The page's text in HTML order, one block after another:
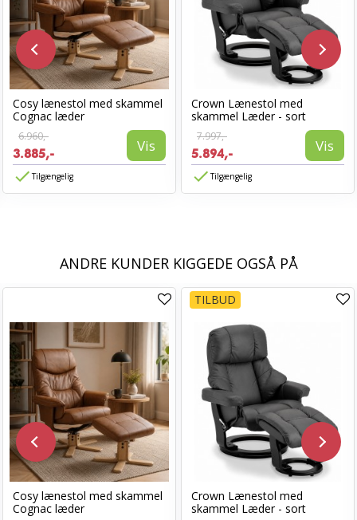
Cosy lænestol med skammel
Cognac læder
6.960,-
3.885,- Vis
Tilgængelig
Crown Lænestol med
skammel Læder - sort
7.997,-
5.894,- Vis
Tilgængelig
ANDRE KUNDER KIGGEDE OGSÅ PÅ
Cosy lænestol med skammel
Cognac læder
TILBUD
Crown Lænestol med
skammel Læder - sort